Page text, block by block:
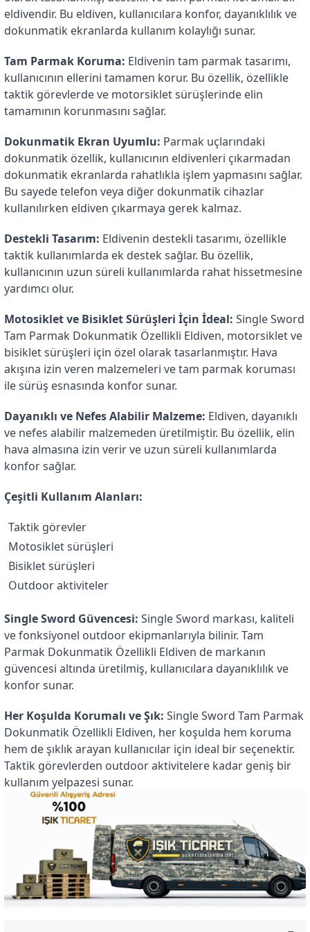
eldivendir. Bu eldiven, kullanıcılara konfor, dayanıklılık ve
dokunmatik ekranlarda kullanım kolaylığı sunar.
Tam Parmak Koruma: Eldivenin tam parmak tasarımı,
kullanıcının ellerini tamamen korur. Bu özellik, özellikle
taktik görevlerde ve motorsiklet sürüşlerinde elin
tamamının korunmasını sağlar.
Dokunmatik Ekran Uyumlu: Parmak uçlarındaki
dokunmatik özellik, kullanıcının eldivenleri çıkarmadan
dokunmatik ekranlarda rahatlıkla işlem yapmasını sağlar.
Bu sayede telefon veya diğer dokunmatik cihazlar
kullanılırken eldiven çıkarmaya gerek kalmaz.
Destekli Tasarım: Eldivenin destekli tasarımı, özellikle
taktik kullanımlarda ek destek sağlar. Bu özellik,
kullanıcının uzun süreli kullanımlarda rahat hissetmesine
yardımcı olur.
Motosiklet ve Bisiklet Sürüşleri İçin İdeal: Single Sword
Tam Parmak Dokunmatik Özellikli Eldiven, motorsiklet ve
bisiklet sürüşleri için özel olarak tasarlanmıştır. Hava
akışına izin veren malzemeleri ve tam parmak koruması
ile sürüş esnasında konfor sunar.
Dayanıklı ve Nefes Alabilir Malzeme: Eldiven, dayanıklı
ve nefes alabilir malzemeden üretilmiştir. Bu özellik, elin
hava almasına izin verir ve uzun süreli kullanımlarda
konfor sağlar.
Çeşitli Kullanım Alanları:
Taktik görevler
Motosiklet sürüşleri
Bisiklet sürüşleri
Outdoor aktiviteler
Single Sword Güvencesi: Single Sword markası, kaliteli
ve fonksiyonel outdoor ekipmanlarıyla bilinir. Tam
Parmak Dokunmatik Özellikli Eldiven de markanın
güvencesi altında üretilmiş, kullanıcılara dayanıklılık ve
konfor sunar.
Her Koşulda Korumalı ve Şık: Single Sword Tam Parmak
Dokunmatik Özellikli Eldiven, her koşulda hem koruma
hem de şıklık arayan kullanıcılar için ideal bir seçenektir.
Taktik görevlerden outdoor aktivitelere kadar geniş bir
kullanım yelpazesi sunar.